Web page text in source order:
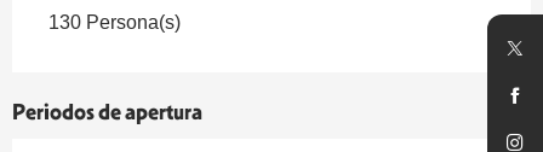
130 Persona(s)
Periodos de apertura